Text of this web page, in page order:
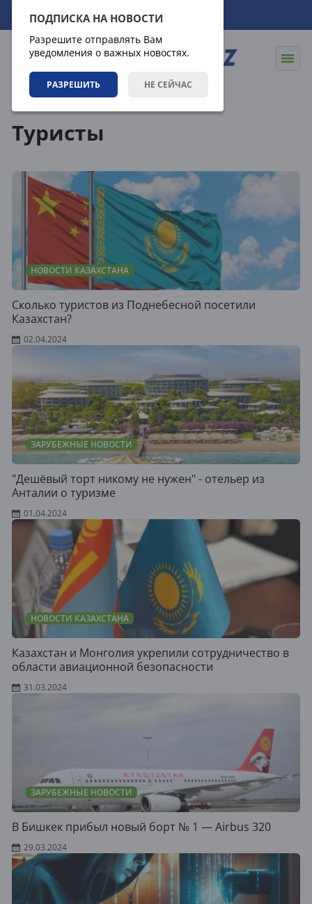
ПОДПИСКА НА НОВОСТИ
Разрешите отправлять Вам
уведомления о важных новостях.
РАЗРЕШИТЬ НЕ СЕЙЧАС
09.08.2026 00:15:34
Туристы
НОВОСТИ КАЗАХСТАНА
Сколько туристов из Поднебесной посетили
Казахстан?
02.04.2024
ЗАРУБЕЖНЫЕ НОВОСТИ
"Дешёвый торт никому не нужен" - отельер из
Анталии о туризме
01.04.2024
НОВОСТИ КАЗАХСТАНА
Казахстан и Монголия укрепили сотрудничество в
области авиационной безопасности
31.03.2024
ЗАРУБЕЖНЫЕ НОВОСТИ
В Бишкек прибыл новый борт № 1 — Airbus 320
29.03.2024